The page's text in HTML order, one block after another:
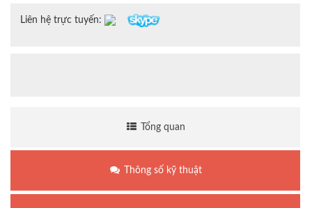
Liên hệ trực tuyến:
Tổng quan
Thông số kỹ thuật